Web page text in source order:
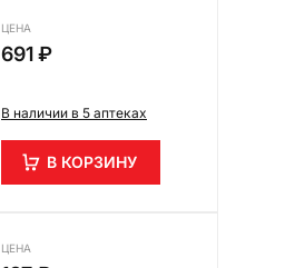
ЦЕНА
691 ₽
В наличии в 5 аптеках
В КОРЗИНУ
ЦЕНА